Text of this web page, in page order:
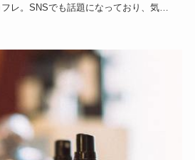
レ。SNSでも話題になっており、気に